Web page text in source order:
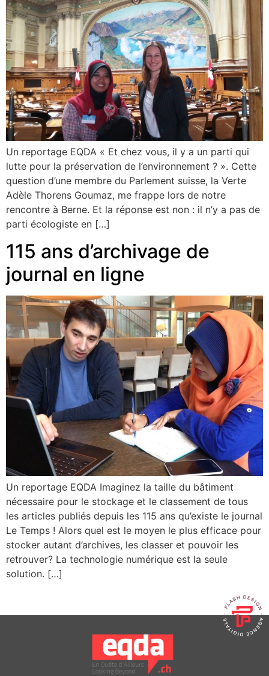
Un reportage EQDA « Et chez vous, il y a un parti qui
lutte pour la préservation de l’environnement ? ». Cette
question d’une membre du Parlement suisse, la Verte
Adèle Thorens Goumaz, me frappe lors de notre
rencontre à Berne. Et la réponse est non : il n’y a pas de
parti écologiste en […]
115 ans d’archivage de
journal en ligne
Un reportage EQDA Imaginez la taille du bâtiment
nécessaire pour le stockage et le classement de tous
les articles publiés depuis les 115 ans qu’existe le journal
Le Temps ! Alors quel est le moyen le plus efficace pour
stocker autant d’archives, les classer et pouvoir les
retrouver? La technologie numérique est la seule
solution. […]